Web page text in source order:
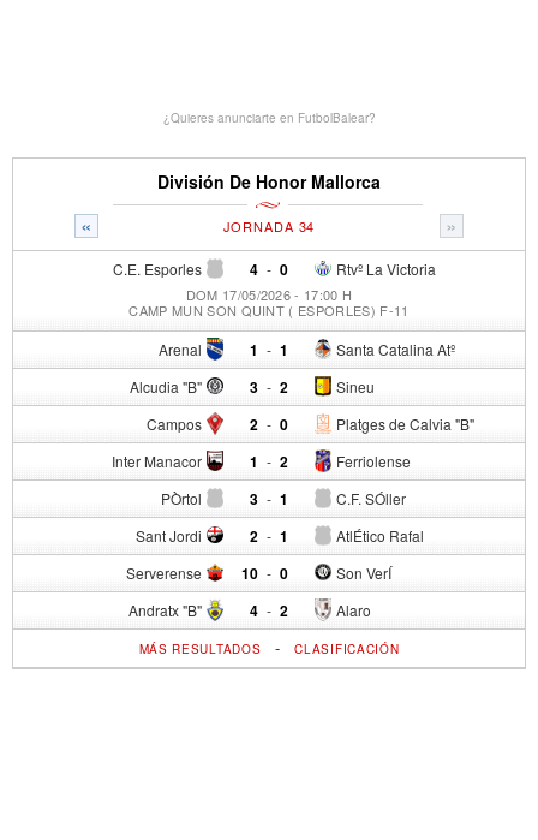
¿Quieres anunciarte en FutbolBalear?
División De Honor Mallorca
« »
JORNADA 34
C.E. Esporles 4 - Rtvº La Victoria
0
DOM 17/05/2026 - 17:00 H
CAMP MUN SON QUINT ( ESPORLES) F-11
Arenal 1 - Santa Catalina Atº
1
Alcudia "B" 3 - Sineu
2
Campos 2 - Platges de Calvia "B"
0
Inter Manacor 1 - Ferriolense
2
PÒrtol 3 - C.F. SÓller
1
Sant Jordi 2 - AtlÉtico Rafal
1
Serverense 10 - Son VerÍ
0
Andratx "B" 4 - Alaro
2
MÁS RESULTADOS -CLASIFICACIÓN